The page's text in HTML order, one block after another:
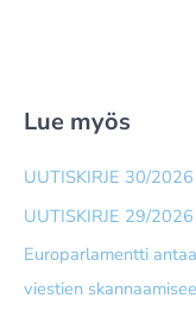
Lue myös
UUTISKIRJE 30/2026
UUTISKIRJE 29/2026
Europarlamentti
viestien